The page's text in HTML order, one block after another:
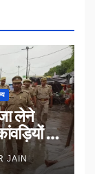
लेने
से
JAIN